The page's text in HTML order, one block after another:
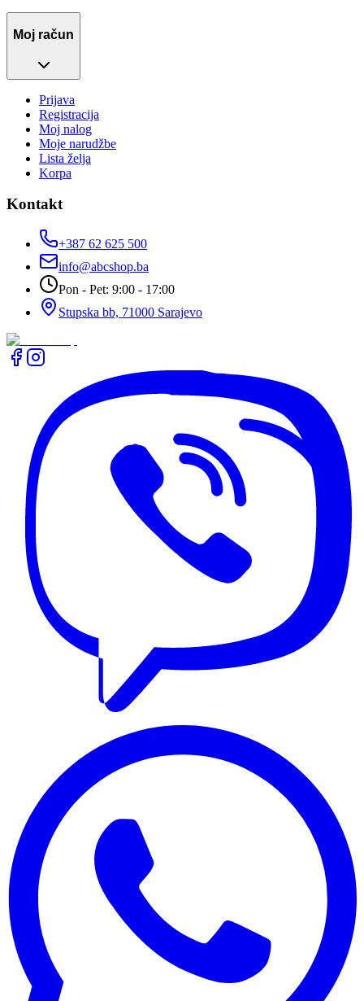
Moj račun
Prijava
Registracija
Moj nalog
Moje narudžbe
Lista želja
Korpa
Kontakt
+387 62 625 500
info@abcshop.ba
Pon - Pet: 9:00 - 17:00
Stupska bb, 71000 Sarajevo